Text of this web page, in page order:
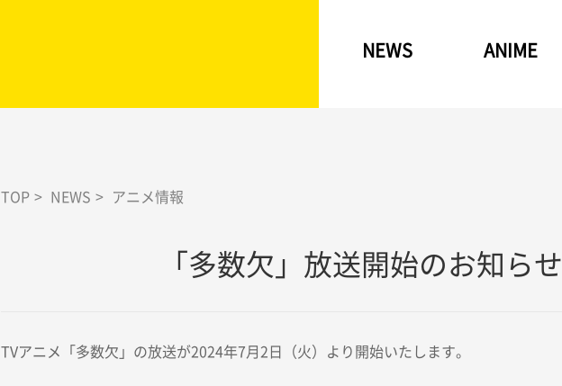
NEWS ANIME
TOP > NEWS > アニメ情報
「多数欠」放送開始のお知らせ
TVアニメ「多数欠」の放送が2024年7月2日（火）より開始いたします。